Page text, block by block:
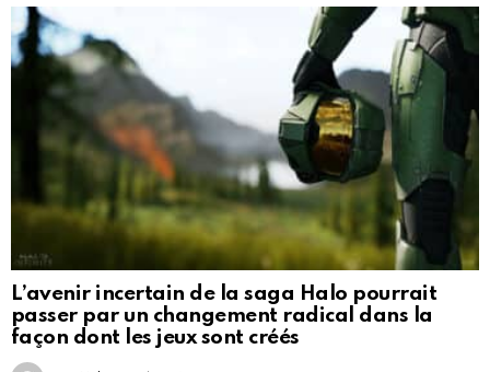
L’avenir incertain de la saga Halo pourrait
passer par un changement radical dans la
façon dont les jeux sont créés